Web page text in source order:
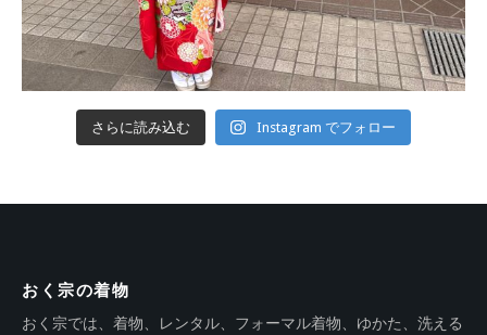
さらに読み込む Instagram でフォロー
おく宗の着物
おく宗では、着物、レンタル、フォーマル着物、ゆかた、洗える